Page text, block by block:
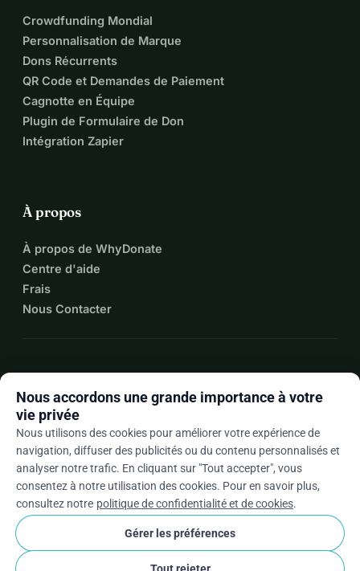
Crowdfunding Mondial
Personnalisation de Marque
Dons Récurrents
QR Code et Demandes de Paiement
Cagnotte en Équipe
Plugin de Formulaire de Don
Intégration Zapier
À propos
À propos de WhyDonate
Centre d'aide
Frais
Nous Contacter
Fr arrow_drop_down
★★★★★4,9 / 5 sur la base de 500+ avis
WhyDonateConfidentialité et cookies
Nous accordons une grande importance à votre
vie privée
Nous utilisons des cookies pour améliorer votre expérience de
navigation, diffuser des publicités ou du contenu personnalisés et
analyser notre trafic. En cliquant sur "Tout accepter", vous
consentez à notre utilisation des cookies. Pour en savoir plus,
consultez notre politique de confidentialité et de cookies.
Gérer les préférences